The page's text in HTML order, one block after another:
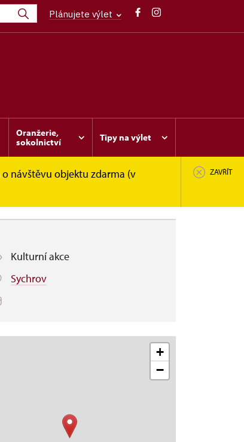
Plánujete výlet
Oranžerie,
sokolnictví
Tipy na výlet
návštěvu objektu zdarma (v
ZAVŘÍT
Kulturní akce
Sychrov
+
−